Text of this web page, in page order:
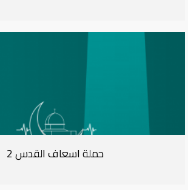
حملة اسعاف القدس 2